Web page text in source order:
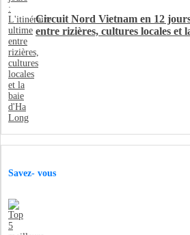
Circuit Nord Vietnam en 12
entre rizières, cultures locales et
Savez- vous